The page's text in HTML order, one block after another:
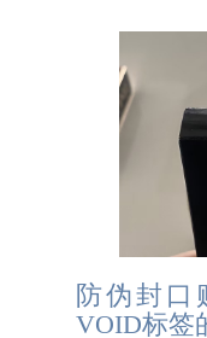
防伪封口
VOID标签